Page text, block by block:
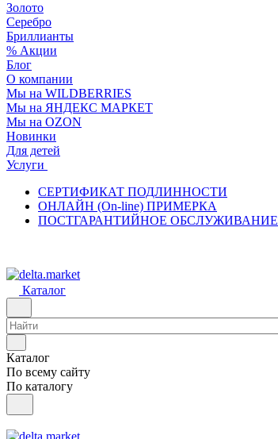
Золото
Серебро
Бриллианты
% Акции
Блог
О компании
Мы на WILDBERRIES
Мы на ЯНДЕКС МАРКЕТ
Мы на OZON
Новинки
Для детей
Услуги
СЕРТИФИКАТ ПОДЛИННОСТИ
ОНЛАЙН (On-line) ПРИМЕРКА
ПОСТГАРАНТИЙНОЕ ОБСЛУЖИВАНИЕ
Каталог
Каталог
По всему сайту
По каталогу